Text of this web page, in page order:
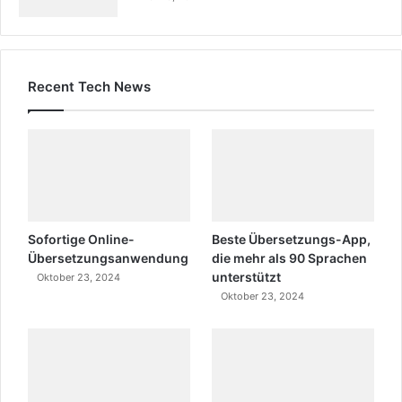
Recent Tech News
Sofortige Online-
Übersetzungsanwendung
Oktober 23, 2024
Beste Übersetzungs-App,
die mehr als 90 Sprachen
unterstützt
Oktober 23, 2024